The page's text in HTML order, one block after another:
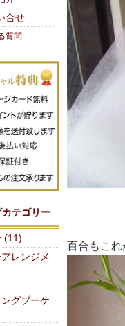
百合もこ
合せ
質問
カテゴリー
(11)
レンジメ
グブーケ